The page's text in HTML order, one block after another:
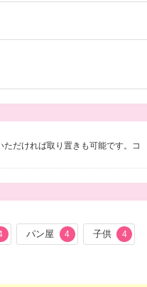
だければ取り置きも可能です。コ
パン屋 4 子供 4